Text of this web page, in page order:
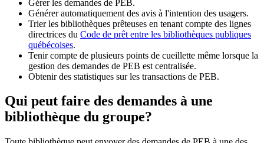
Gérer les demandes de PEB.
Générer automatiquement des avis à l'intention des usagers.
Trier les bibliothèques prêteuses en tenant compte des lignes
directrices du Code de prêt entre les bibliothèques publiques
québécoises.
Tenir compte de plusieurs points de cueillette même lorsque la
gestion des demandes de PEB est centralisée.
Obtenir des statistiques sur les transactions de PEB.
Qui peut faire des demandes à une
bibliothèque du groupe?